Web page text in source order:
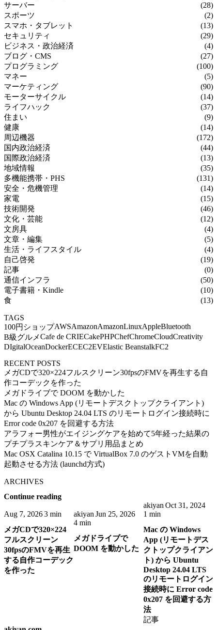
サーバー
(28)
スポーツ
(2)
スマホ・タブレット
(13)
セキュリティ
(29)
ビジネス・政治経済
(4)
ブログ・CMS
(27)
プログラミング
(100)
マネー
(5)
マーケティング
(90)
モーターサイクル
(14)
ライフハック
(37)
住まい
(9)
健康
(14)
周辺機器
(172)
国内政治経済
(44)
国際政治経済
(13)
地域情報
(35)
多機能携帯・PHS
(131)
安全・危機管理
(14)
家電
(15)
技術開発
(46)
文化・芸能
(12)
文房具
(4)
文章・編集
(5)
生活・ライフスタイル
(4)
自己啓発
(19)
記事
(0)
通信インフラ
(50)
電子書籍・Kindle
(10)
食
(13)
TAGS
100円ショップAWSAmazonAmazonLinuxAppleBluetooth
B級グルメCafe de CRIECakePHPChefChromeCloudCreativity
DIgitalOceanDockerECEC2EVElastic BeanstalkFC2
RECENT POSTS
メガCDで320×224フルスクリーン30fpsのFMVを再生する自
作コーデックを作った
メガドライブで DOOM を動かした
Mac の Windows App (リモートデスクトップクライアント)
から Ubuntu Desktop 24.04 LTS のリモートログイン接続時に
Error code 0x207 を回避する方法
アラフォー男性がエイジングケアを始めて5年経った結果の
プチプラスキンケア＆サプリ用品まとめ
Mac OSX Catalina 10.15 で VirtualBox 7.0 のゲストVMを自動
起動させる方法 (launchd方式)
ARCHIVES
Continue reading
Aug 7, 20263 min
メガCDで320×224
フルスクリーン
30fpsのFMVを再生
する自作コーデック
を作った
akiyan Jun 25, 2026
4 min
メガドライブで
DOOM を動かした
akiyan Oct 31, 2024
1 min
Mac の Windows
App (リモートデス
クトップクライアン
ト) から Ubuntu
Desktop 24.04 LTS
のリモートログイン
接続時に Error code
0x207 を回避する方
法
記事